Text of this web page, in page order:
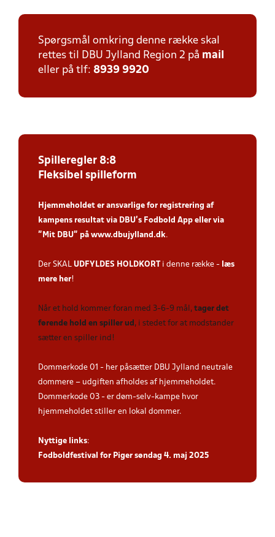
Spørgsmål omkring denne række skal
rettes til DBU Jylland Region 2 på mail
eller på tlf: 8939 9920
Spilleregler 8:8
Fleksibel spilleform
Hjemmeholdet er ansvarlige for registrering af
kampens resultat via DBU’s Fodbold App eller via
”Mit DBU” på www.dbujylland.dk.
Der SKAL UDFYLDES HOLDKORTi denne række - læs
mere her!
Når et hold kommer foran med 3-6-9 mål, tager det
førende hold en spiller ud , i stedet for at modstander
sætter en spiller ind!
Dommerkode 01 - her påsætter DBU Jylland neutrale
dommere – udgiften afholdes af hjemmeholdet.
Dommerkode 03 - er døm-selv-kampe hvor
hjemmeholdet stiller en lokal dommer.
Nyttige links:
Fodboldfestival for Piger søndag 4. maj 2025